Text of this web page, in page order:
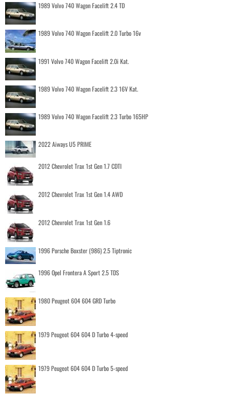
1989 Volvo 740 Wagon Facelift 2.4 TD
1989 Volvo 740 Wagon Facelift 2.0 Turbo 16v
1991 Volvo 740 Wagon Facelift 2.0i Kat.
1989 Volvo 740 Wagon Facelift 2.3 16V Kat.
1989 Volvo 740 Wagon Facelift 2.3 Turbo 165HP
2022 Aiways U5 PRIME
2012 Chevrolet Trax 1st Gen 1.7 CDTI
2012 Chevrolet Trax 1st Gen 1.4 AWD
2012 Chevrolet Trax 1st Gen 1.6
1996 Porsche Boxster (986) 2.5 Tiptronic
1996 Opel Frontera A Sport 2.5 TDS
1980 Peugeot 604 604 GRD Turbo
1979 Peugeot 604 604 D Turbo 4-speed
1979 Peugeot 604 604 D Turbo 5-speed